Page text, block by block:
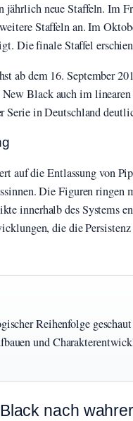
jährlich neue Staffeln. Im
Staffeln an. Im
Die finale Staffel
ab dem 16. September
Black auch im linearen
Serie in Deutschland
auf die Entlassung von
Die Figuren ringen
innerhalb des Systems
die die
Reihenfolge
und
nach